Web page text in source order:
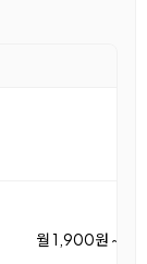
월 1,900원 ~